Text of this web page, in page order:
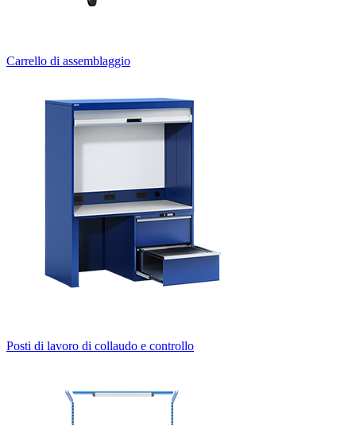
Carrello di assemblaggio
Posti di lavoro di collaudo e controllo